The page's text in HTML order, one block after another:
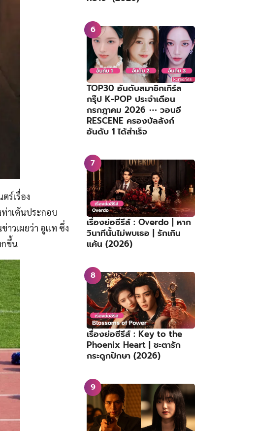
ร์เรื่อง
าเต้นประกอบ
าวเผยว่า อูแท ซึ่ง
กขึ้น
TOP30 อันดับสมาชิกเกิร์ล
กรุ๊ป K-POP ประจำเดือน
กรกฎาคม 2026 ⋯ วอนอี
RESCENE ครองบัลลังก์
อันดับ 1 ได้สำเร็จ
เรื่องย่อซีรีส์ : Overdo | หาก
วินาทีนั้นไม่พบเธอ | รักเกิน
แค้น (2026)
เรื่องย่อซีรีส์ : Key to the
Phoenix Heart | ชะตารัก
กระดูกปักษา (2026)